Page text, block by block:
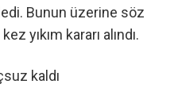
Bunun üzerine söz
yıkım kararı alındı.
kaldı